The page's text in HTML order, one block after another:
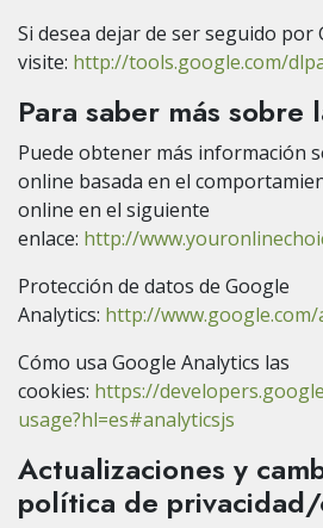
Si desea dejar de ser seguido por
visite: http://tools.google.com/
Para saber más sobre
Puede obtener más información
online basada en el
online en el siguiente
enlace: http://
Protección de datos de Google
Analytics: http://
Cómo usa Google Analytics las
cookies: https://
usage?hl=es#analyticsjs
Actualizaciones y
política de